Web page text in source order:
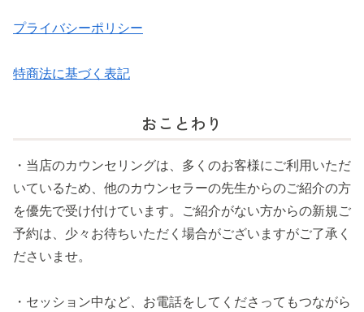
プライバシーポリシー
特商法に基づく表記
おことわり
・当店のカウンセリングは、多くのお客様にご利用いただ
いているため、他のカウンセラーの先生からのご紹介の方
を優先で受け付けています。ご紹介がない方からの新規ご
予約は、少々お待ちいただく場合がございますがご了承く
ださいませ。
・セッション中など、お電話をしてくださってもつながら